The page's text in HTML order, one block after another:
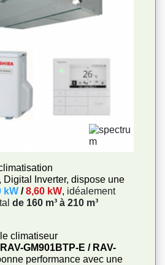
, Digital Inverter, dispose une
kW /8,60 kW, idéalement
de 160 m³ à 210 m³
climatiseur
RAV-GM901BTP-E / RAV-
performance avec une